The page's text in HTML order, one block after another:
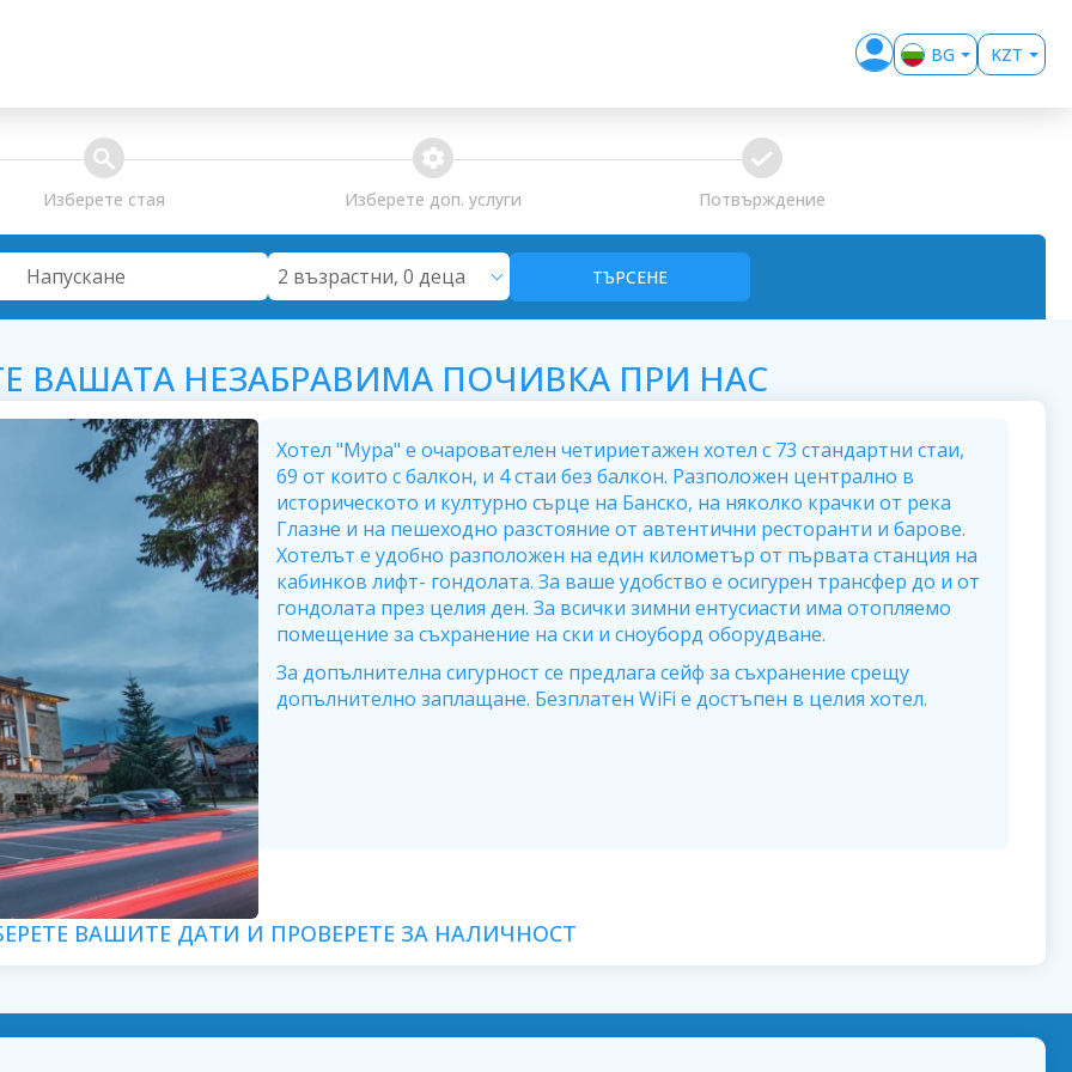
BG
KZT
search
Изберете стая
extra_services
Изберете доп. услуги
confirm
Потвърждение
Напускане 2 възрастни, 0 деца ТЪРСЕНЕ
ВАШАТА НЕЗАБРАВИМА ПОЧИВКА ПРИ НАС
Хотел "Мура" е очарователен четириетажен хотел с 73 стандартни стаи,
69 от които с балкон, и 4 стаи без балкон. Разположен централно в
историческото и културно сърце на Банско, на няколко крачки от река
Глазне и на пешеходно разстояние от автентични ресторанти и барове.
Хотелът е удобно разположен на един километър от първата станция на
кабинков лифт- гондолата. За ваше удобство е осигурен трансфер до и от
гондолата през целия ден. За всички зимни ентусиасти има отопляемо
помещение за съхранение на ски и сноуборд оборудване.
За допълнителна сигурност се предлага сейф за съхранение срещу
допълнително заплащане. Безплатен WiFi е достъпен в целия хотел.
ВАШИТЕ ДАТИ И ПРОВЕРЕТЕ ЗА НАЛИЧНОСТ